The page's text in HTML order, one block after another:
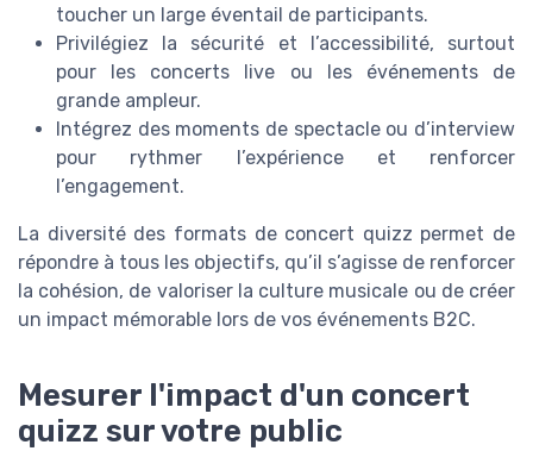
toucher un large éventail de participants.
Privilégiez la sécurité et l’accessibilité, surtout
pour les concerts live ou les événements de
grande ampleur.
Intégrez des moments de spectacle ou d’interview
pour rythmer l’expérience et renforcer
l’engagement.
La diversité des formats de concert quizz permet de
répondre à tous les objectifs, qu’il s’agisse de renforcer
la cohésion, de valoriser la culture musicale ou de créer
un impact mémorable lors de vos événements B2C.
Mesurer l'impact d'un concert
quizz sur votre public